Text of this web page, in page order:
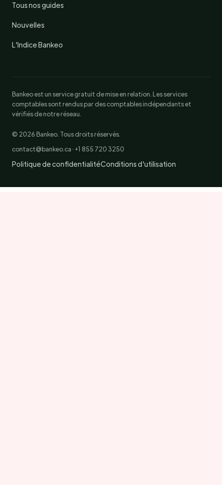
Tous nos guides
Nouvelles
L'Indice Bankeo
Bankeo est un service gratuit de mise en relation. Les services
comptables sont rendus par des comptables indépendants et
vérifiés de notre réseau.
© 2026 Bankeo. Tous droits réservés.
contact@bankeo.ca · +1 855 720 3250
Politique de confidentialitéConditions d'utilisation